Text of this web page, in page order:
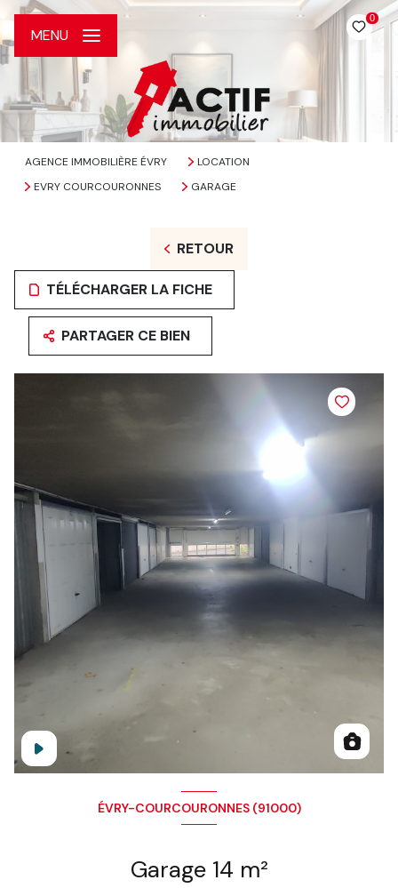
0
MENU
AGENCE IMMOBILIÈRE ÉVRY
LOCATION
EVRY COURCOURONNES
GARAGE
RETOUR
TÉLÉCHARGER LA FICHE
PARTAGER CE BIEN
ÉVRY-COURCOURONNES (91000)
Garage 14 m²